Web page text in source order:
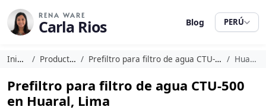
RENA WARE
Carla Rios Blog PERÚ
Inicio Productos Prefiltro para filtro de agua CTU-500 Huaral
Prefiltro para filtro de agua CTU-500
en Huaral, Lima